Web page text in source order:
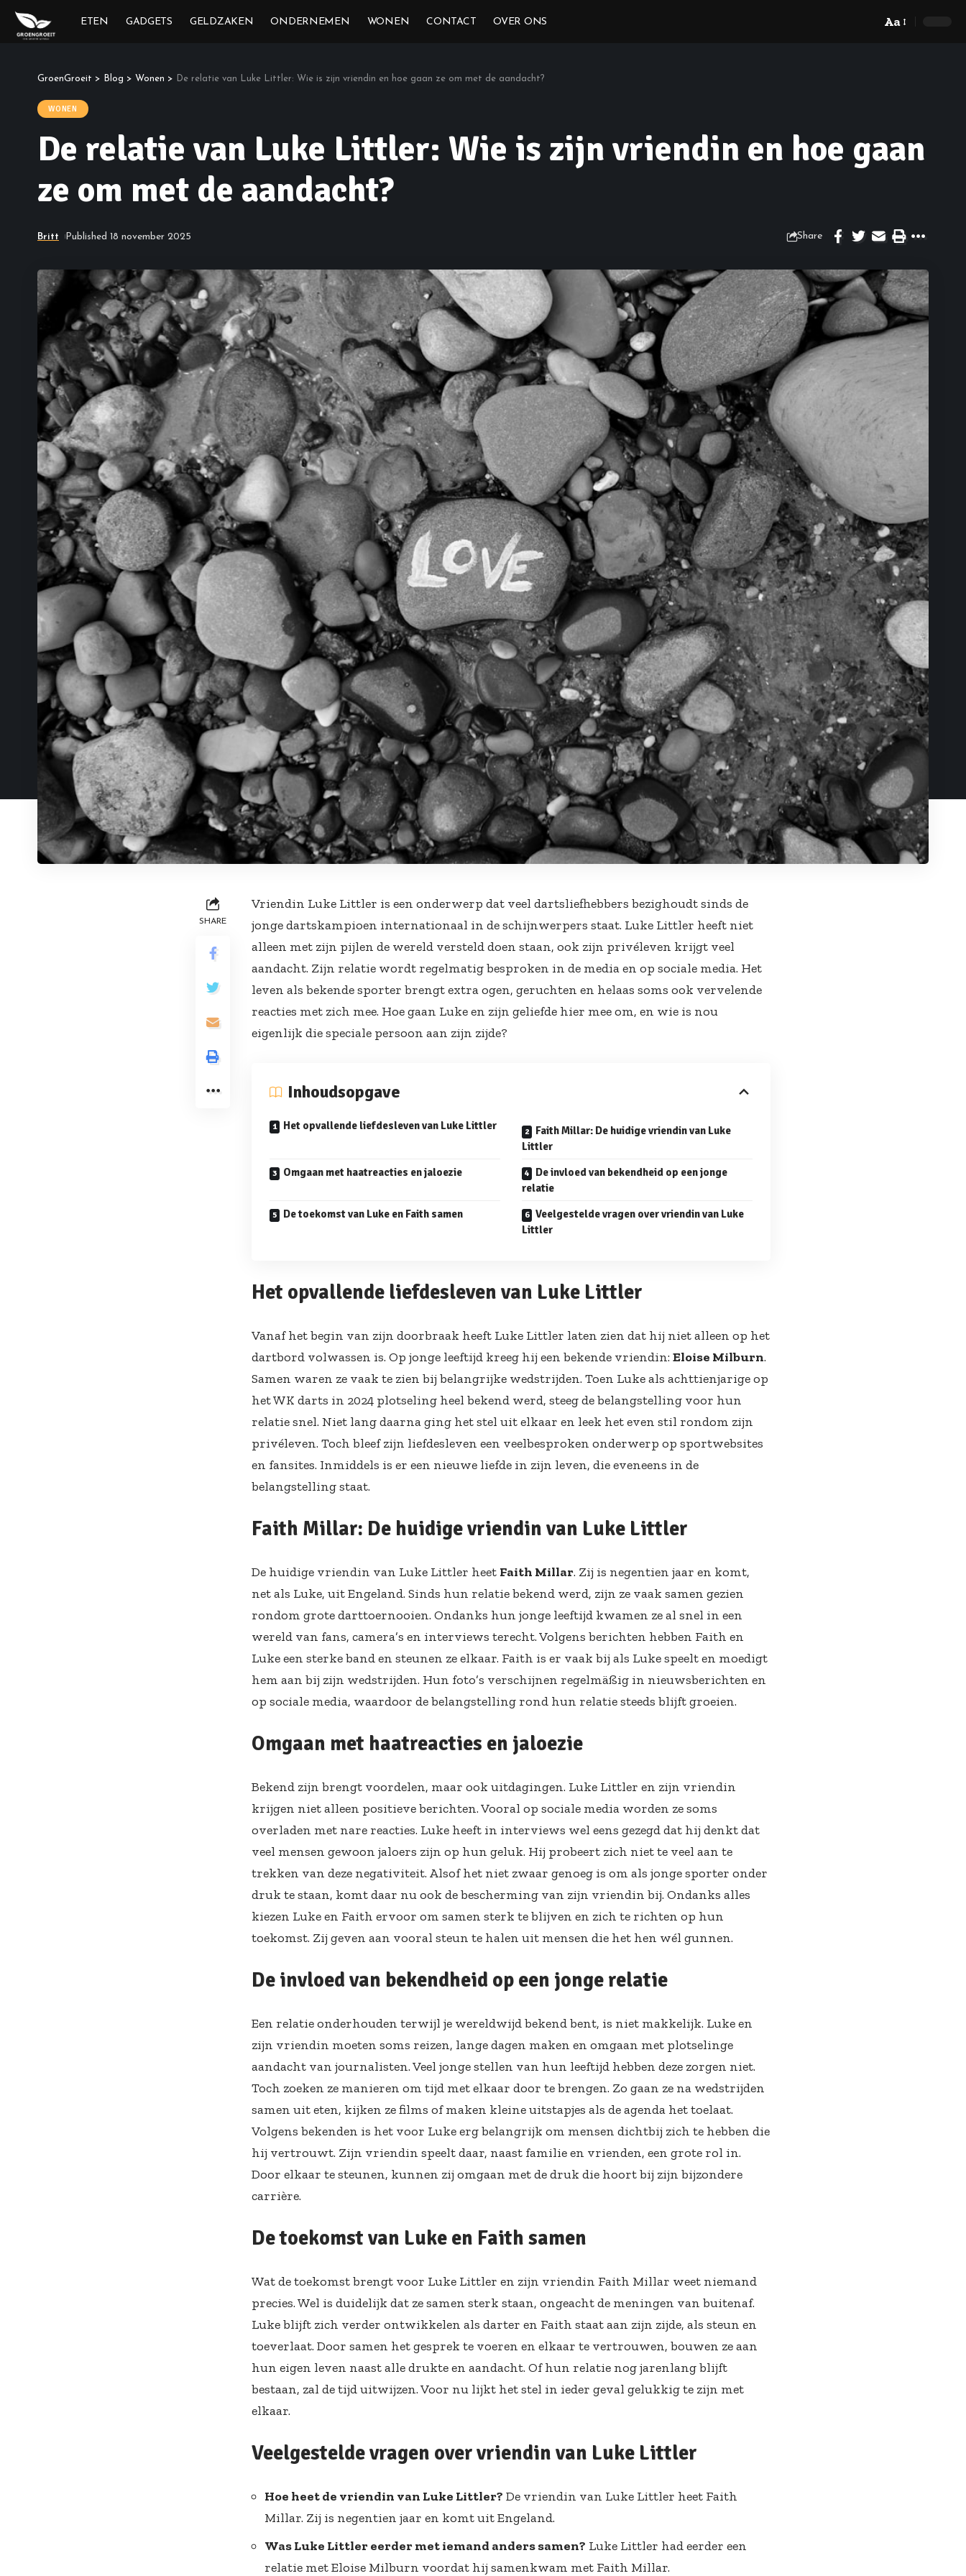
ETEN GADGETS GELDZAKEN ONDERNEMEN WONEN CONTACT OVER ONS Aa
GroenGroeit > Blog > Wonen > De relatie van Luke Littler: Wie is zijn vriendin en hoe gaan ze om met de aandacht?
WONEN
De relatie van Luke Littler: Wie is zijn vriendin en hoe gaan
ze om met de aandacht?
Britt Published 18 november 2025 Share
SHARE
Vriendin Luke Littler is een onderwerp dat veel dartsliefhebbers bezighoudt sinds de
jonge dartskampioen internationaal in de schijnwerpers staat. Luke Littler heeft niet
alleen met zijn pijlen de wereld versteld doen staan, ook zijn privéleven krijgt veel
aandacht. Zijn relatie wordt regelmatig besproken in de media en op sociale media. Het
leven als bekende sporter brengt extra ogen, geruchten en helaas soms ook vervelende
reacties met zich mee. Hoe gaan Luke en zijn geliefde hier mee om, en wie is nou
eigenlijk die speciale persoon aan zijn zijde?
Inhoudsopgave
Het opvallende liefdesleven van Luke Littler
Faith Millar: De huidige vriendin van Luke
Littler
Omgaan met haatreacties en jaloezie
De invloed van bekendheid op een jonge
relatie
De toekomst van Luke en Faith samen
Veelgestelde vragen over vriendin van Luke
Littler
Het opvallende liefdesleven van Luke Littler
Vanaf het begin van zijn doorbraak heeft Luke Littler laten zien dat hij niet alleen op het
dartbord volwassen is. Op jonge leeftijd kreeg hij een bekende vriendin: Eloise Milburn.
Samen waren ze vaak te zien bij belangrijke wedstrijden. Toen Luke als achttienjarige op
het WK darts in 2024 plotseling heel bekend werd, steeg de belangstelling voor hun
relatie snel. Niet lang daarna ging het stel uit elkaar en leek het even stil rondom zijn
privéleven. Toch bleef zijn liefdesleven een veelbesproken onderwerp op sportwebsites
en fansites. Inmiddels is er een nieuwe liefde in zijn leven, die eveneens in de
belangstelling staat.
Faith Millar: De huidige vriendin van Luke Littler
De huidige vriendin van Luke Littler heet Faith Millar. Zij is negentien jaar en komt,
net als Luke, uit Engeland. Sinds hun relatie bekend werd, zijn ze vaak samen gezien
rondom grote darttoernooien. Ondanks hun jonge leeftijd kwamen ze al snel in een
wereld van fans, camera’s en interviews terecht. Volgens berichten hebben Faith en
Luke een sterke band en steunen ze elkaar. Faith is er vaak bij als Luke speelt en moedigt
hem aan bij zijn wedstrijden. Hun foto’s verschijnen regelmäßig in nieuwsberichten en
op sociale media, waardoor de belangstelling rond hun relatie steeds blijft groeien.
Omgaan met haatreacties en jaloezie
Bekend zijn brengt voordelen, maar ook uitdagingen. Luke Littler en zijn vriendin
krijgen niet alleen positieve berichten. Vooral op sociale media worden ze soms
overladen met nare reacties. Luke heeft in interviews wel eens gezegd dat hij denkt dat
veel mensen gewoon jaloers zijn op hun geluk. Hij probeert zich niet te veel aan te
trekken van deze negativiteit. Alsof het niet zwaar genoeg is om als jonge sporter onder
druk te staan, komt daar nu ook de bescherming van zijn vriendin bij. Ondanks alles
kiezen Luke en Faith ervoor om samen sterk te blijven en zich te richten op hun
toekomst. Zij geven aan vooral steun te halen uit mensen die het hen wél gunnen.
De invloed van bekendheid op een jonge relatie
Een relatie onderhouden terwijl je wereldwijd bekend bent, is niet makkelijk. Luke en
zijn vriendin moeten soms reizen, lange dagen maken en omgaan met plotselinge
aandacht van journalisten. Veel jonge stellen van hun leeftijd hebben deze zorgen niet.
Toch zoeken ze manieren om tijd met elkaar door te brengen. Zo gaan ze na wedstrijden
samen uit eten, kijken ze films of maken kleine uitstapjes als de agenda het toelaat.
Volgens bekenden is het voor Luke erg belangrijk om mensen dichtbij zich te hebben die
hij vertrouwt. Zijn vriendin speelt daar, naast familie en vrienden, een grote rol in.
Door elkaar te steunen, kunnen zij omgaan met de druk die hoort bij zijn bijzondere
carrière.
De toekomst van Luke en Faith samen
Wat de toekomst brengt voor Luke Littler en zijn vriendin Faith Millar weet niemand
precies. Wel is duidelijk dat ze samen sterk staan, ongeacht de meningen van buitenaf.
Luke blijft zich verder ontwikkelen als darter en Faith staat aan zijn zijde, als steun en
toeverlaat. Door samen het gesprek te voeren en elkaar te vertrouwen, bouwen ze aan
hun eigen leven naast alle drukte en aandacht. Of hun relatie nog jarenlang blijft
bestaan, zal de tijd uitwijzen. Voor nu lijkt het stel in ieder geval gelukkig te zijn met
elkaar.
Veelgestelde vragen over vriendin van Luke Littler
Hoe heet de vriendin van Luke Littler? De vriendin van Luke Littler heet Faith
Millar. Zij is negentien jaar en komt uit Engeland.
Was Luke Littler eerder met iemand anders samen? Luke Littler had eerder een
relatie met Eloise Milburn voordat hij samenkwam met Faith Millar.